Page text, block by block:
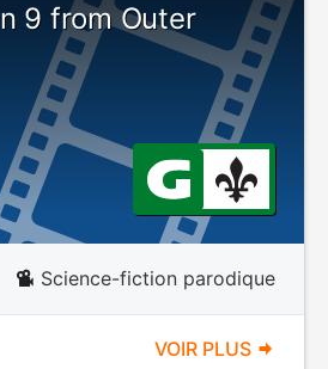
9 from Outer
Science-fiction parodique
VOIR PLUS